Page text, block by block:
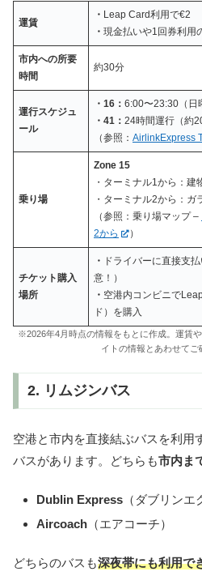
運賃
・ Leap Card利用で€2
・ 現金払いや1回券利用
市内への所要
時間
約30分
運行スケジュ
ール
・16： 6:00〜23:30（日
・41： 24時間運行（約
（参照： AirlinkExpress
乗り場
Zone 15
・ターミナル1から：建
・ターミナル2から：
（参照：乗り場マップ –
2から
）
チケット購入
場所
・ ドライバーに直接支
意！）
・ 空港内コンビニで
ド）を購入
※2026年4月時点の情報をもとに作成。運賃
イトの情報とあわせてご
2. リムジンバス
空港と市内を直接結ぶバスを利用
バスがあります。どちらも市内ま
Dublin Express （ダブリンエ
Aircoach （エアコーチ）
どちらのバスも深夜帯にも利用で